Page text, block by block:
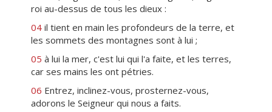
roi au-dessus de tous les dieux :
04 il tient en main les profondeurs de la terre, et
les sommets des montagnes sont à lui ;
05 à lui la mer, c'est lui qui l'a faite, et les terres,
car ses mains les ont pétries.
06 Entrez, inclinez-vous, prosternez-vous,
adorons le Seigneur qui nous a faits.